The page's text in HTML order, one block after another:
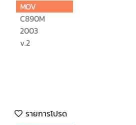
MOV
C890M
2003
v.2
รายการโปรด